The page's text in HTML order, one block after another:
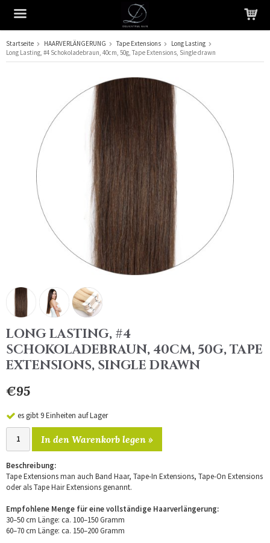
Das Produkt wurde in Ihren Warenkorb gelegt
Startseite HAARVERLÄNGERUNG Tape Extensions
Long Lasting
Long Lasting, #4 Schokoladebraun, 40cm, 50g, Tape Extensions, Single drawn
LONG LASTING, #4
SCHOKOLADEBRAUN, 40CM, 50G, TAPE
EXTENSIONS, SINGLE DRAWN
€95
es gibt 9 Einheiten auf Lager
In den Warenkorb legen »
Beschreibung:
Tape Extensions man auch Band Haar, Tape-In Extensions, Tape-On Extensions
oder als Tape Hair Extensions genannt.
Empfohlene Menge für eine vollständige Haarverlängerung:
30–50 cm Länge: ca. 100–150 Gramm
60–70 cm Länge: ca. 150–200 Gramm